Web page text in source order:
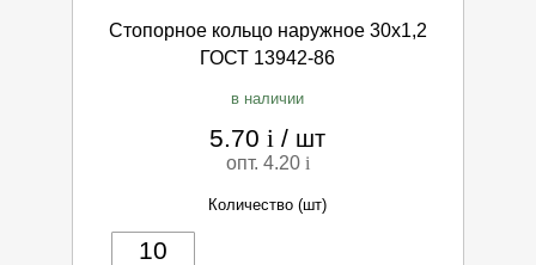
Стопорное кольцо наружное 30х1,2
ГОСТ 13942-86
в наличии
5.70i / шт
опт. 4.20 i
Количество (шт)